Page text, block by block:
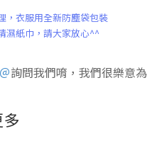
， 衣服用全新防塵袋包裝
濕紙巾， 請大家放心^^
詢問我們唷，我們很樂意為